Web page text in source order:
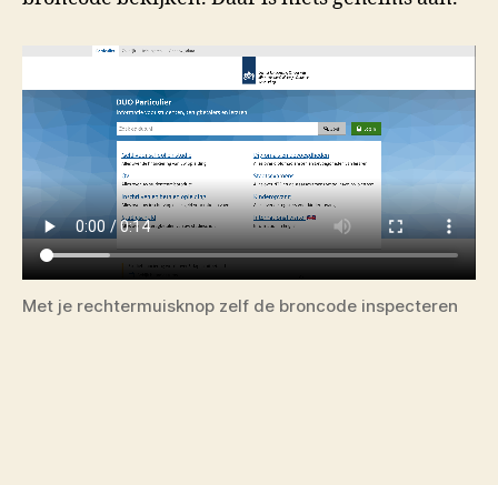
Met je rechtermuisknop zelf de broncode inspecteren